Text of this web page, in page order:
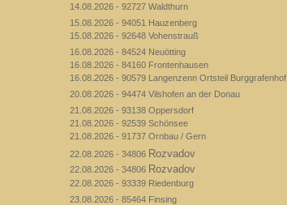
14.08.2026 - 92727 Waldthurn
15.08.2026 - 94051 Hauzenberg
15.08.2026 - 92648 Vohenstrauß
16.08.2026 - 84524 Neuötting
16.08.2026 - 84160 Frontenhausen
16.08.2026 - 90579 Langenzenn Ortsteil Burggrafenhof
20.08.2026 - 94474 Vilshofen an der Donau
21.08.2026 - 93138 Oppersdorf
21.08.2026 - 92539 Schönsee
21.08.2026 - 91737 Ornbau / Gern
22.08.2026 - 34806 Rozvadov
22.08.2026 - 34806 Rozvadov
22.08.2026 - 93339 Riedenburg
23.08.2026 - 85464 Finsing